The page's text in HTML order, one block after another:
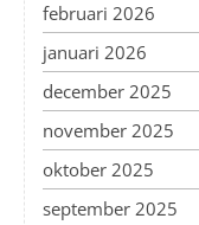
februari 2026
januari 2026
december 2025
november 2025
oktober 2025
september 2025